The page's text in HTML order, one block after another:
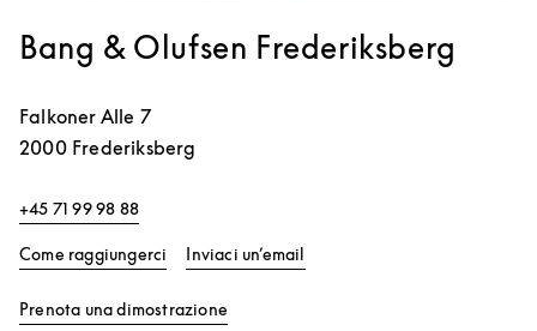
Bang & Olufsen Frederiksberg
Falkoner Alle 7
2000 Frederiksberg
+45 71 99 98 88
Come raggiungerci Link Opens in New Tab
Inviaci un’email
Prenota una dimostrazione